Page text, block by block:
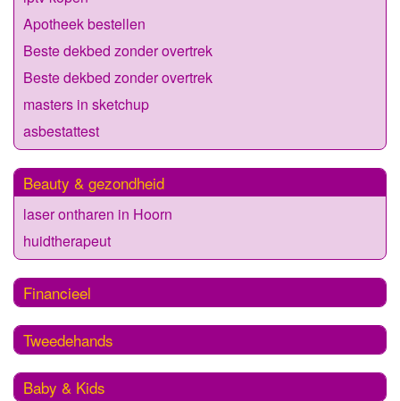
Apotheek bestellen
Beste dekbed zonder overtrek
Beste dekbed zonder overtrek
masters in sketchup
asbestattest
Beauty & gezondheid
laser ontharen in Hoorn
huidtherapeut
Financieel
Tweedehands
Baby & Kids